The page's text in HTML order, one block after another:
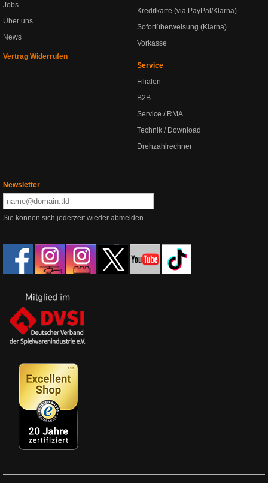
Jobs
Über uns
News
Vertrag Widerrufen
Kreditkarte (via PayPal/Klarna)
Sofortüberweisung (Klarna)
Vorkasse
Service
Filialen
B2B
Service / RMA
Technik / Download
Drehzahlrechner
Newsletter
Sie können sich jederzeit wieder abmelden.